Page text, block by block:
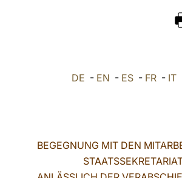
DE - EN - ES - FR - IT
BEGEGNUNG MIT DEN